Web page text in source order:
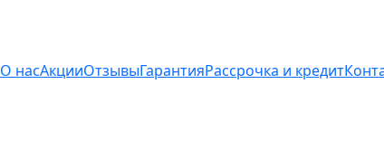
О насАкцииОтзывыГарантияРассрочка и кредит